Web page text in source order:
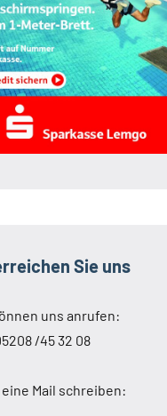
Sie uns
uns anrufen:
/45 32 08
eine Mail schreiben: